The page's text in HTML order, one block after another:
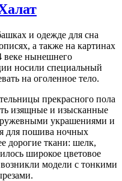
и одежде для сна
а также на картинах
веке нынешнего
носили специальный
на оголенное тело.
прекрасного пола
изящные и изысканные
украшениями и
для пошива ночных
дорогие ткани: шелк,
широкое цветовое
модели с тонкими